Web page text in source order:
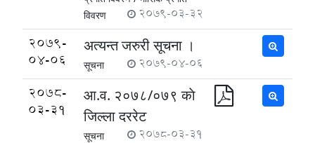
विवरण
2079-03-32
2079-
04-06
अत्यन्त जरुरी सूचना ।
सूचना 2079-04-06
2078-
03-31
आ.व. २०७८/०७९ काे
जिल्ला दररेट
सूचना 2078-03-31